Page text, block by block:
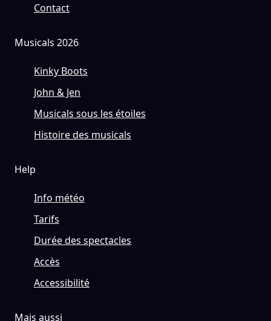
Contact
Musicals 2026
Kinky Boots
John & Jen
Musicals sous les étoiles
Histoire des musicals
Help
Info météo
Tarifs
Durée des spectacles
Accès
Accessibilité
Mais aussi